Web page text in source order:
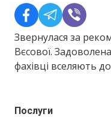
Звернулася за
Вєсової.
фахівці вселяють
Послуги